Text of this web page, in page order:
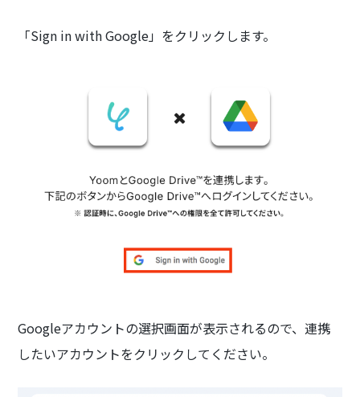
「Sign in with Google」をクリックします。
Googleアカウントの選択画面が表示されるので、連携
したいアカウントをクリックしてください。